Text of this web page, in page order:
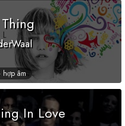
hợp âm
In Love